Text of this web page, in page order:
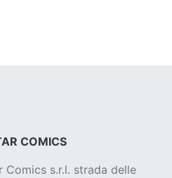
COMICS
Comics s.r.l. strada delle